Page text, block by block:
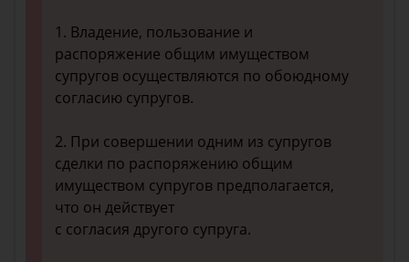
1. Владение, пользование и
распоряжение общим имуществом
супругов осуществляются по обоюдному
согласию супругов.
2. При совершении одним из супругов
сделки по распоряжению общим
имуществом супругов предполагается,
что он действует
с согласия другого супруга.